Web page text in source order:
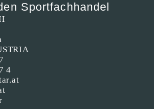
Sportfachhandel
4